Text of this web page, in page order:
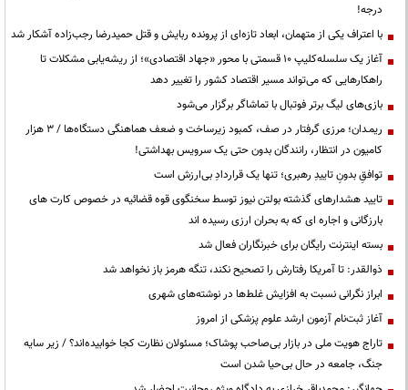
درجه!
با اعتراف یکی از متهمان، ابعاد تازه‌ای از پرونده ربایش و قتل حمیدرضا رجب‌زاده آشکار شد
آغاز یک سلسله‌کلیپ ۱۰ قسمتی با محور «جهاد اقتصادی»؛ از ریشه‌یابی مشکلات تا
راهکارهایی که می‌تواند مسیر اقتصاد کشور را تغییر دهد
بازی‌های لیگ برتر فوتبال با تماشاگر برگزار می‌شود
ریمـدان؛ مرزی گرفتار در صف، کمبود زیرساخت و ضعف هماهنگی دستگاه‌ها / ۳ هزار
کامیون در انتظار، رانندگان بدون حتی یک سرویس بهداشتی!
توافقِ بدونِ تاییدِ رهبری؛ تنها یک قراردادِ بی‌ارزش است
تایید هشدارهای گذشته بولتن نیوز توسط سخنگوی قوه قضائیه در خصوص کارت های
بارزگانی و اجاره ای که به بحران ارزی رسیده اند
بسته اینترنت رایگان برای خبرنگاران فعال شد
ذوالقدر: تا آمریکا رفتارش را تصحیح نکند، تنگه هرمز باز نخواهد شد
ابراز نگرانی نسبت به افزایش غلط‌ها در نوشته‌های شهری
آغاز ثبت‌نام آزمون ارشد علوم پزشکی از امروز
تاراج هویت ملی در بازار بی‌صاحب پوشاک؛ مسئولان نظارت کجا خوابیده‌اند؟ / زیر سایه
جنگ، جامعه در حال بی‌حیا شدن است